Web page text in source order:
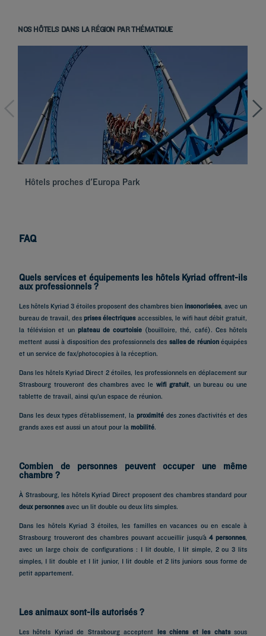
NOS HÔTELS DANS LA RÉGION PAR THÉMATIQUE
Hôtels proches d'Europa Park
FAQ
Quels services et équipements les hôtels Kyriad offrent-ils
aux professionnels ?
Les hôtels Kyriad 3 étoiles proposent des chambres bien insonorisées, avec un
bureau de travail, desprises électriquesaccessibles, le wifi haut débit gratuit,
la télévision et un plateau de courtoisie (bouilloire, thé, café). Ces hôtels
mettent aussi à disposition des professionnels des salles de réunionéquipées
et un service de fax/photocopies à la réception.
Dans les hôtels Kyriad Direct 2 étoiles, les professionnels en déplacement sur
Strasbourg trouveront des chambres avec le wifi gratuit, un bureau ou une
tablette de travail, ainsi qu’un espace de réunion.
Dans les deux types d’établissement, la proximité des zones d’activités et des
grands axes est aussi un atout pour la mobilité.
Combien de personnes peuvent occuper une même
chambre ?
À Strasbourg, les hôtels Kyriad Direct proposent des chambres standard pour
deux personnesavec un lit double ou deux lits simples.
Dans les hôtels Kyriad 3 étoiles, les familles en vacances ou en escale à
Strasbourg trouveront des chambres pouvant accueillir jusqu’à4 personnes,
avec un large choix de configurations : 1 lit double, 1 lit simple, 2 ou 3 lits
simples, 1 lit double et 1 lit junior, 1 lit double et 2 lits juniors sous forme de
petit appartement.
Les animaux sont-ils autorisés ?
Les hôtels Kyriad de Strasbourg acceptent les chiens et les chatssous